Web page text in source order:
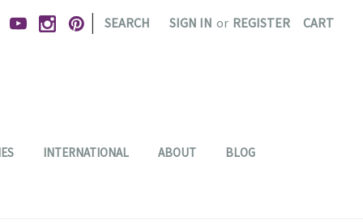
| SEARCH SIGN IN or REGISTER CART
INTERNATIONAL ABOUT BLOG